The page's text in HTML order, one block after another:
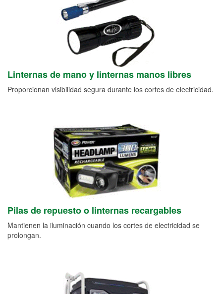
Linternas de mano y linternas manos libres
Proporcionan visibilidad segura durante los cortes de electricidad.
Pilas de repuesto o linternas recargables
Mantienen la iluminación cuando los cortes de electricidad se
prolongan.